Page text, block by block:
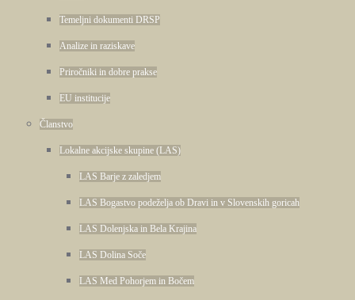
Temeljni dokumenti DRSP
Analize in raziskave
Priročniki in dobre prakse
EU institucije
Članstvo
Lokalne akcijske skupine (LAS)
LAS Barje z zaledjem
LAS Bogastvo podeželja ob Dravi in v Slovenskih goricah
LAS Dolenjska in Bela Krajina
LAS Dolina Soče
LAS Med Pohorjem in Bočem